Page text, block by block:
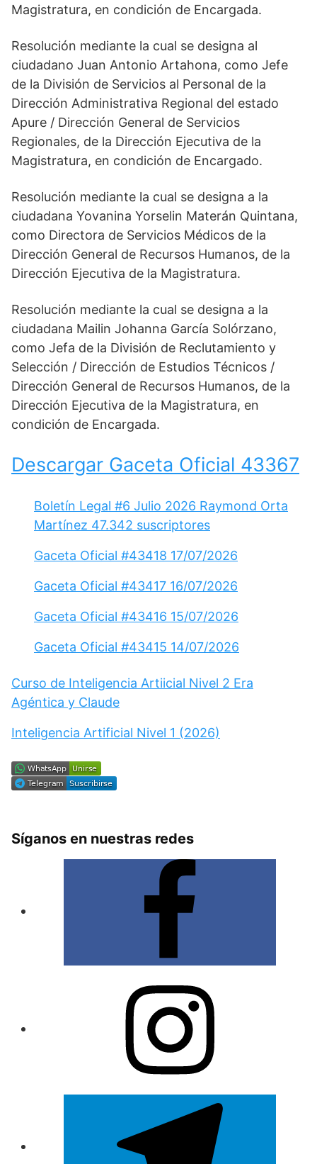
Magistratura, en condición de Encargada.
Resolución mediante la cual se designa al
ciudadano Juan Antonio Artahona, como Jefe
de la División de Servicios al Personal de la
Dirección Administrativa Regional del estado
Apure / Dirección General de Servicios
Regionales, de la Dirección Ejecutiva de la
Magistratura, en condición de Encargado.
Resolución mediante la cual se designa a la
ciudadana Yovanina Yorselin Materán Quintana,
como Directora de Servicios Médicos de la
Dirección General de Recursos Humanos, de la
Dirección Ejecutiva de la Magistratura.
Resolución mediante la cual se designa a la
ciudadana Mailin Johanna García Solórzano,
como Jefa de la División de Reclutamiento y
Selección / Dirección de Estudios Técnicos /
Dirección General de Recursos Humanos, de la
Dirección Ejecutiva de la Magistratura, en
condición de Encargada.
Descargar Gaceta Oficial 43367
Boletín Legal #6 Julio 2026 Raymond Orta
Martínez 47.342 suscriptores
Gaceta Oficial #43418 17/07/2026
Gaceta Oficial #43417 16/07/2026
Gaceta Oficial #43416 15/07/2026
Gaceta Oficial #43415 14/07/2026
Curso de Inteligencia Artiicial Nivel 2 Era
Agéntica y Claude
Inteligencia Artificial Nivel 1 (2026)
Síganos en nuestras redes